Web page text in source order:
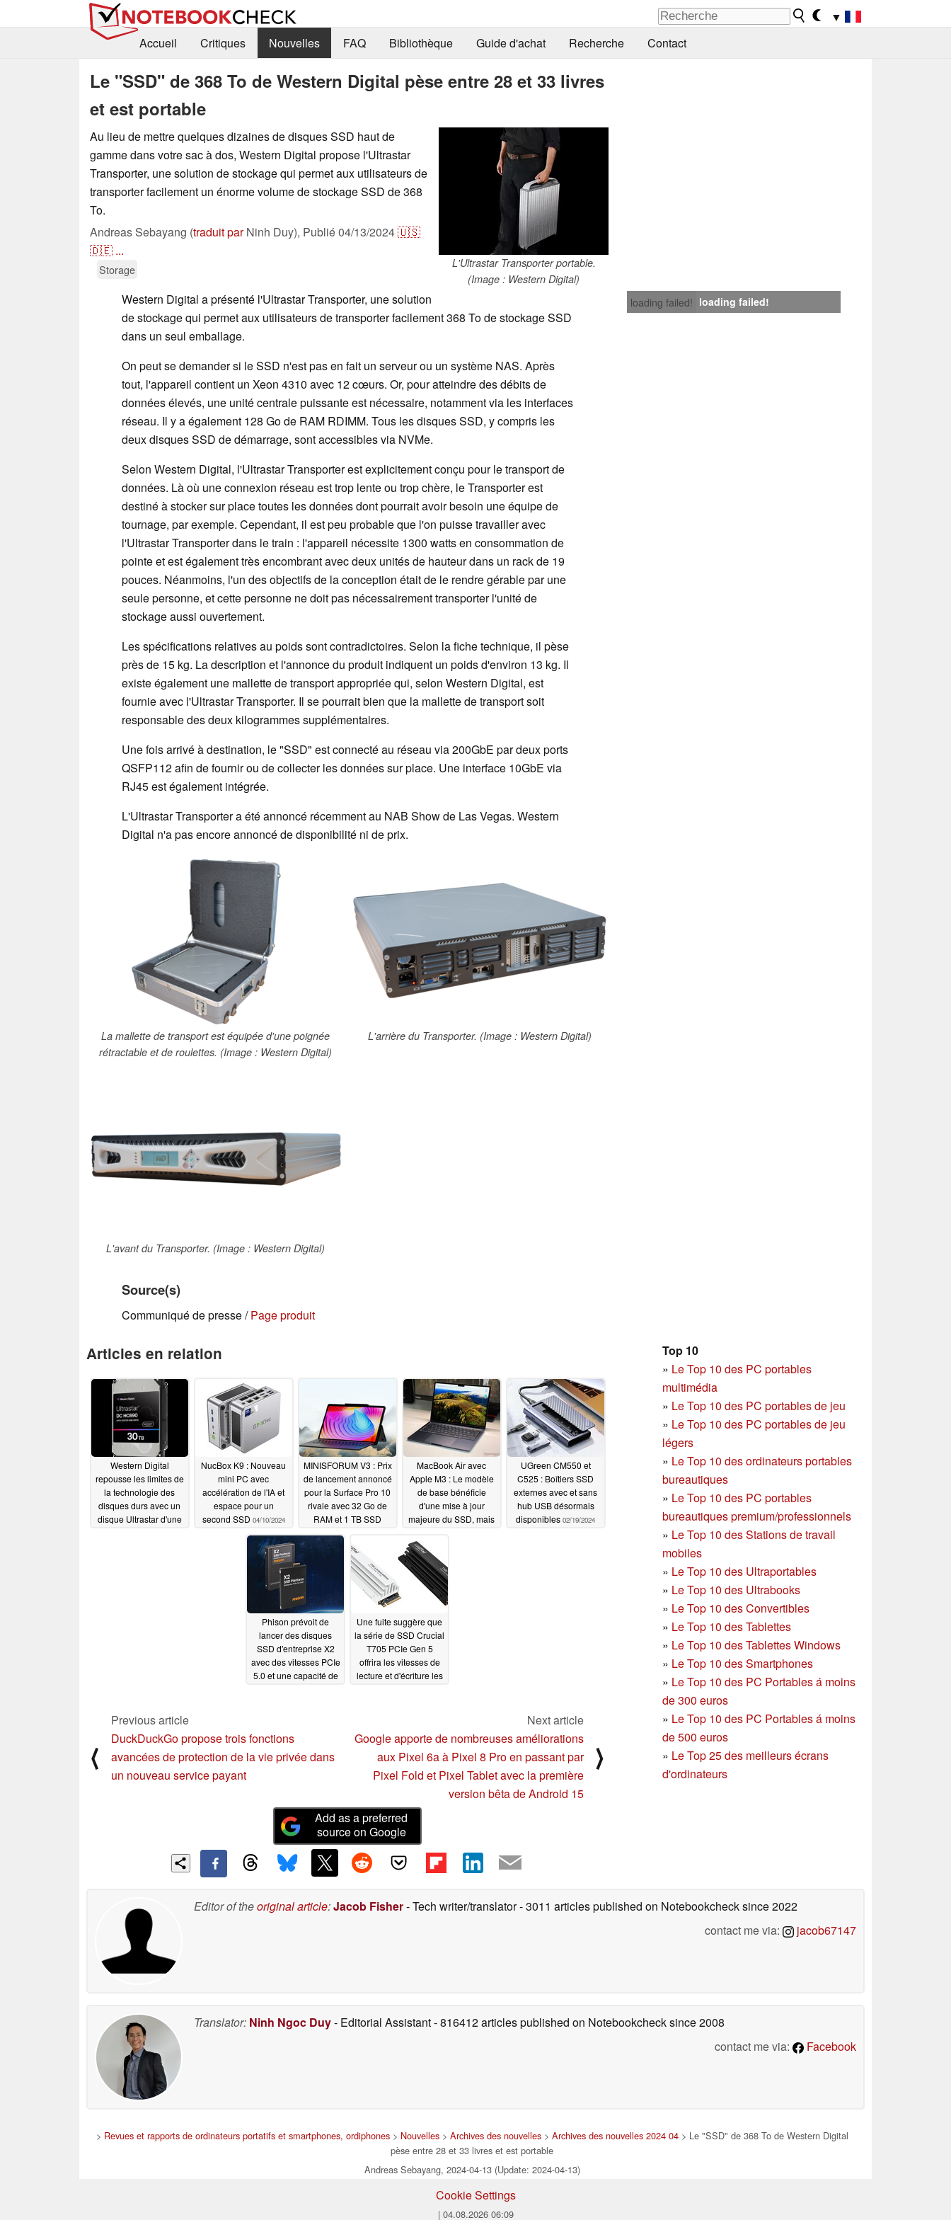
▼
Accueil
Critiques Nouvelles FAQ Bibliothèque Guide d'achat Recherche Contact
Le "SSD" de 368 To de Western Digital pèse entre 28 et 33 livres
et est portable
L'Ultrastar Transporter portable.
(Image : Western Digital)
Au lieu de mettre quelques dizaines de disques SSD haut de
gamme dans votre sac à dos, Western Digital propose l'Ultrastar
Transporter, une solution de stockage qui permet aux utilisateurs de
transporter facilement un énorme volume de stockage SSD de 368
To.
Andreas Sebayang (traduit parNinh Duy), Publié04/13/2024🇺🇸
🇩🇪 ...
Storage
loading failed! loading failed!
Western Digital a présenté l'Ultrastar Transporter, une solution
de stockage qui permet aux utilisateurs de transporter facilement 368 To de stockage SSD
dans un seul emballage.
On peut se demander si le SSD n'est pas en fait un serveur ou un système NAS. Après
tout, l'appareil contient un Xeon 4310 avec 12 cœurs. Or, pour atteindre des débits de
données élevés, une unité centrale puissante est nécessaire, notamment via les interfaces
réseau. Il y a également 128 Go de RAM RDIMM. Tous les disques SSD, y compris les
deux disques SSD de démarrage, sont accessibles via NVMe.
Selon Western Digital, l'Ultrastar Transporter est explicitement conçu pour le transport de
données. Là où une connexion réseau est trop lente ou trop chère, le Transporter est
destiné à stocker sur place toutes les données dont pourrait avoir besoin une équipe de
tournage, par exemple. Cependant, il est peu probable que l'on puisse travailler avec
l'Ultrastar Transporter dans le train : l'appareil nécessite 1300 watts en consommation de
pointe et est également très encombrant avec deux unités de hauteur dans un rack de 19
pouces. Néanmoins, l'un des objectifs de la conception était de le rendre gérable par une
seule personne, et cette personne ne doit pas nécessairement transporter l'unité de
stockage aussi ouvertement.
Les spécifications relatives au poids sont contradictoires. Selon la fiche technique, il pèse
près de 15 kg. La description et l'annonce du produit indiquent un poids d'environ 13 kg. Il
existe également une mallette de transport appropriée qui, selon Western Digital, est
fournie avec l'Ultrastar Transporter. Il se pourrait bien que la mallette de transport soit
responsable des deux kilogrammes supplémentaires.
Une fois arrivé à destination, le "SSD" est connecté au réseau via 200GbE par deux ports
QSFP112 afin de fournir ou de collecter les données sur place. Une interface 10GbE via
RJ45 est également intégrée.
L'Ultrastar Transporter a été annoncé récemment au NAB Show de Las Vegas. Western
Digital n'a pas encore annoncé de disponibilité ni de prix.
La mallette de transport est équipée d'une poignée
rétractable et de roulettes. (Image : Western Digital)
L'arrière du Transporter. (Image : Western Digital)
L'avant du Transporter. (Image : Western Digital)
Source(s)
Communiqué de presse /Page produit
Top 10
» Le Top 10 des PC portables
multimédia
» Le Top 10 des PC portables de jeu
» Le Top 10 des PC portables de jeu
légers
» Le Top 10 des ordinateurs portables
bureautiques
» Le Top 10 des PC portables
bureautiques premium/professionnels
» Le Top 10 des Stations de travail
mobiles
» Le Top 10 des Ultraportables
» Le Top 10 des Ultrabooks
» Le Top 10 des Convertibles
» Le Top 10 des Tablettes
» Le Top 10 des Tablettes Windows
» Le Top 10 des Smartphones
» Le Top 10 des PC Portables á moins
de 300 euros
» Le Top 10 des PC Portables á moins
de 500 euros
» Le Top 25 des meilleurs écrans
d'ordinateurs
Articles en relation
Western Digital
repousse les limites de
la technologie des
disques durs avec un
disque Ultrastar d'une
NucBox K9 : Nouveau
mini PC avec
accélération de l'IA et
espace pour un
second SSD 04/10/2024
MINISFORUM V3 : Prix
de lancement annoncé
pour la Surface Pro 10
rivale avec 32 Go de
RAM et 1 TB SSD
03/29/2024
MacBook Air avec
Apple M3 : Le modèle
de base bénéficie
d'une mise à jour
majeure du SSD, mais
concurrence
UGreen CM550 et
C525 : Boîtiers SSD
externes avec et sans
hub USB désormais
disponibles 02/19/2024
Phison prévoit de
lancer des disques
SSD d'entreprise X2
avec des vitesses PCIe
5.0 et une capacité de
Une fuite suggère que
la série de SSD Crucial
T705 PCIe Gen 5
offrira les vitesses de
lecture et d'écriture les
⟨
Previous article
DuckDuckGo propose trois fonctions
avancées de protection de la vie privée dans
un nouveau service payant
Next article
Google apporte de nombreuses améliorations
aux Pixel 6a à Pixel 8 Pro en passant par
Pixel Fold et Pixel Tablet avec la première
version bêta de Android 15
⟩
Add as a preferred
source on Google
Editor of theoriginal article:Jacob Fisher- Tech writer/translator- 3011 articles published on Notebookchecksince 2022
contact me via:
jacob67147
Translator: Ninh Ngoc Duy- Editorial Assistant- 816412 articles published on Notebookchecksince 2008
contact me via:
Facebook
> Revues et rapports de ordinateurs portatifs et smartphones, ordiphones> Nouvelles> Archives des nouvelles> Archives des nouvelles 2024 04> Le "SSD" de 368 To de Western Digital
pèse entre 28 et 33 livres et est portable
Andreas Sebayang, 2024-04-13 (Update: 2024-04-13)
Cookie Settings
| 04.08.2026 06:09